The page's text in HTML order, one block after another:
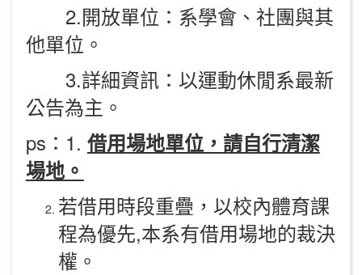
2.開放單位：系學會、社團與其
他單位。
3.詳細資訊：以運動休閒系最新
公告為主。
ps：1. 借用場地單位，請自行清潔
場地。
若借用時段重疊，以校內體育課
程為優先,本系有借用場地的裁決
權。